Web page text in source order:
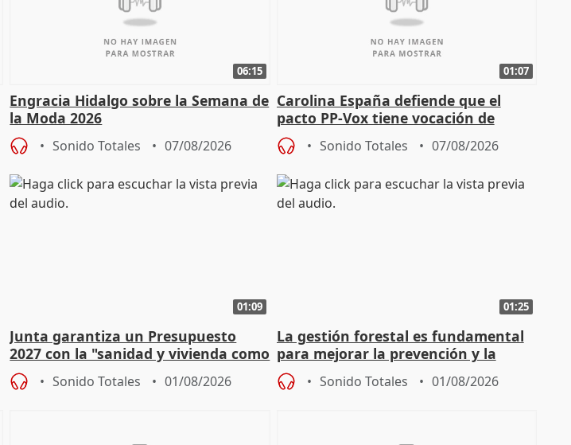
06:15
Engracia Hidalgo sobre la Semana de
la Moda 2026
Sonido Totales 07/08/2026
01:07
Carolina España defiende que el
pacto PP-Vox tiene vocación de
"durar toda la legislatura"
Sonido Totales 07/08/2026
01:09
Junta garantiza un Presupuesto
2027 con la "sanidad y vivienda como
prioridades"
Sonido Totales 01/08/2026
01:25
La gestión forestal es fundamental
para mejorar la prevención y la
actuación frente a incendios
Sonido Totales 01/08/2026